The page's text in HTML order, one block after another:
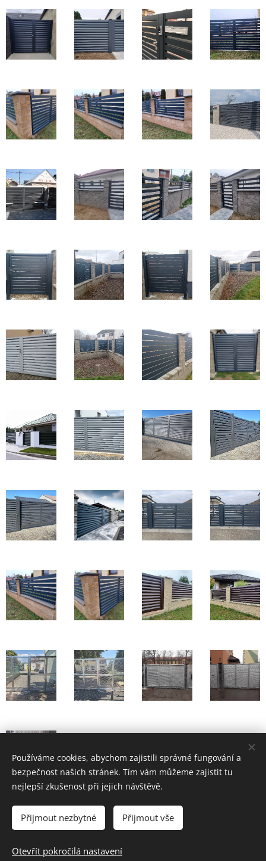
Cookies
Používáme cookies, abychom zajistili správné fungování a
bezpečnost našich stránek. Tím vám můžeme zajistit tu
nejlepší zkušenost při jejich návštěvě.
Přijmout nezbytné Přijmout vše
Otevřít pokročilá nastavení